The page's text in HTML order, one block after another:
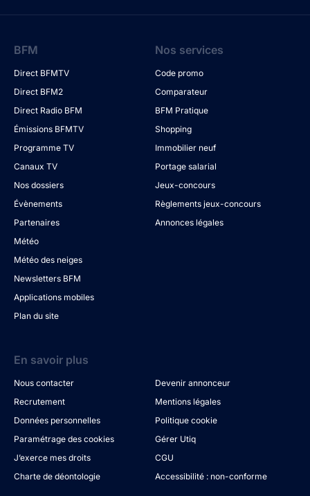
BFM
Direct BFMTV
Direct BFM2
Direct Radio BFM
Émissions BFMTV
Programme TV
Canaux TV
Nos dossiers
Évènements
Partenaires
Météo
Météo des neiges
Newsletters BFM
Applications mobiles
Plan du site
Nos services
Code promo
Comparateur
BFM Pratique
Shopping
Immobilier neuf
Portage salarial
Jeux-concours
Règlements jeux-concours
Annonces légales
En savoir plus
Nous contacter
Devenir annonceur
Recrutement
Mentions légales
Données personnelles
Politique cookie
Paramétrage des cookies
Gérer Utiq
J’exerce mes droits
CGU
Charte de déontologie
Accessibilité : non-conforme